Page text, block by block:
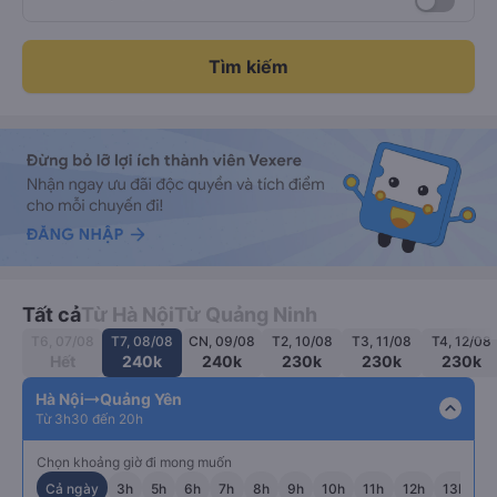
Tìm kiếm
Tất cảTừ Hà NộiTừ Quảng Ninh
T7, 08/08
240k
CN, 09/08
240k
T2, 10/08
230k
T3, 11/08
230k
T4, 12/08
230k
Hà Nội
Quảng Yên
Từ 3h30 đến 20h expand_less
Chọn khoảng giờ đi mong muốn
Cả ngày
3h 5h 6h 7h 8h 9h 10h 11h 12h 13h